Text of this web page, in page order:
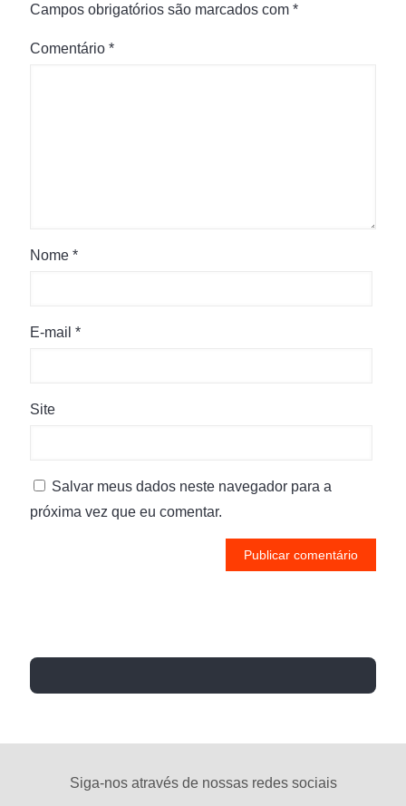
Campos obrigatórios são marcados com *
Comentário *
Nome *
E-mail *
Site
Salvar meus dados neste navegador para a
próxima vez que eu comentar.
Siga-nos através de nossas redes sociais